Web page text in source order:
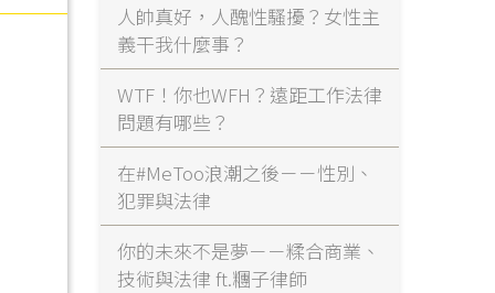
人帥真好，人醜性騷擾？女性主
義干我什麼事？
WTF！你也WFH？遠距工作法律
問題有哪些？
在#MeToo浪潮之後－－性別、
犯罪與法律
你的未來不是夢－－糅合商業、
技術與法律 ft.糰子律師